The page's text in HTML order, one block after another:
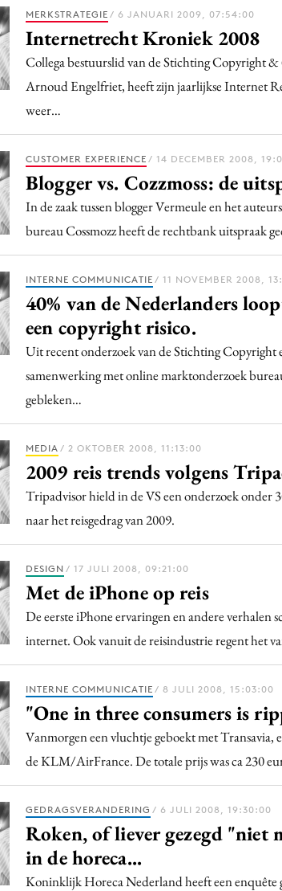
Reputatie & crisis
MERKSTRATEGIE / 6 JANUARI 2009, 07:54:00
Internetrecht Kroniek 2008
Collega bestuurslid van de Stichting Copyright
Arnoud Engelfriet, heeft zijn jaarlijkse Internet
weer…
CUSTOMER EXPERIENCE / 14 DECEMBER 2008,
Blogger vs. Cozzmoss: de
In de zaak tussen blogger Vermeule en het
bureau Cossmozz heeft de rechtbank uitspraak
INTERNE COMMUNICATIE / 11 NOVEMBER 2008,
40% van de Nederlanders
een copyright risico.
Uit recent onderzoek van de Stichting Copyright
samenwerking met online marktonderzoek
gebleken…
MEDIA / 2 OKTOBER 2008, 11:13:00
2009 reis trends volgens
Tripadvisor hield in de VS een onderzoek onder
naar het reisgedrag van 2009.
DESIGN / 17 JULI 2008, 09:21:00
Met de iPhone op reis
De eerste iPhone ervaringen en andere verhalen
internet. Ook vanuit de reisindustrie regent het
INTERNE COMMUNICATIE / 8 JULI 2008, 15:03:00
"One in three consumers is
Vanmorgen een vluchtje geboekt met Transavia,
de KLM/AirFrance. De totale prijs was ca 230
GEDRAGSVERANDERING / 6 JULI 2008, 19:30:00
Roken, of liever gezegd "niet
in de horeca...
Koninklijk Horeca Nederland heeft een enquête